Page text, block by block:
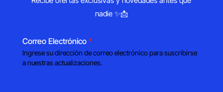
nadie ✨📩
Correo Electrónico *
Ingrese su dirección de correo electrónico para suscribirse
a nuestras actualizaciones.